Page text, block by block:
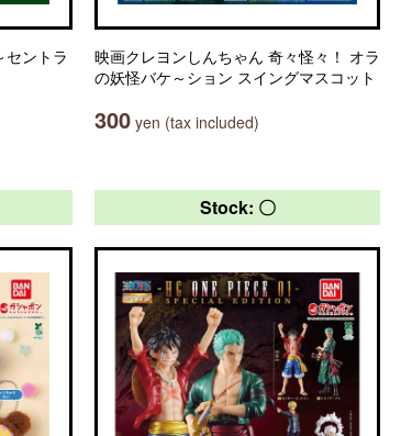
セントラ
映画クレヨンしんちゃん 奇々怪々！ オラ
の妖怪バケ～ション スイングマスコット
300 yen (tax included)
Stock: 〇